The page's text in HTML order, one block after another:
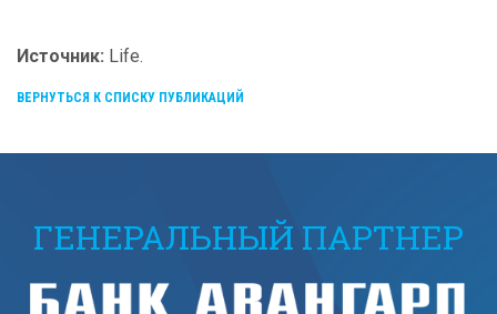
Источник: Life.
ВЕРНУТЬСЯ К СПИСКУ ПУБЛИКАЦИЙ
ГЕНЕРАЛЬНЫЙ ПАРТНЕР